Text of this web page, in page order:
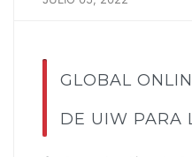
GLOBAL
DE UIW PARA